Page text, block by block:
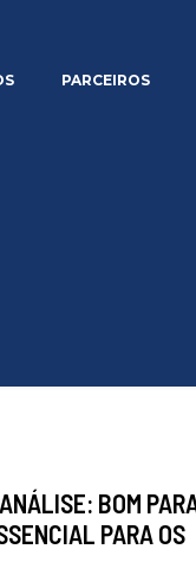
PARCEIROS
BOM
PARA OS